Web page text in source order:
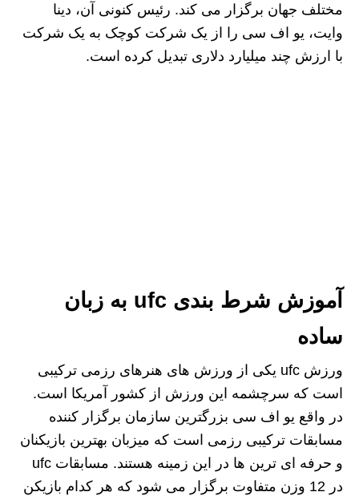
مختلف جهان برگزار می‌ کند. رئیس کنونی آن، دینا
وایت، یو‌ اف‌ سی را از یک شرکت کوچک به یک شرکت
با ارزش چند میلیارد دلاری تبدیل کرده است.
آموزش شرط بندی ufc به زبان
ساده
ورزش ufc یکی از ورزش های هنرهای رزمی ترکیبی
است که سرچشمه این ورزش از کشور آمریکا است.
در واقع یو اف سی بزرگترین سازمان برگزار کننده
مسابقات ترکیبی رزمی است که میزبان بهترین بازیکنان
و حرفه ای ترین ها در این زمینه هستند. مسابقات ufc
در 12 وزن متفاوت برگزار می شود که هر کدام بازیکن